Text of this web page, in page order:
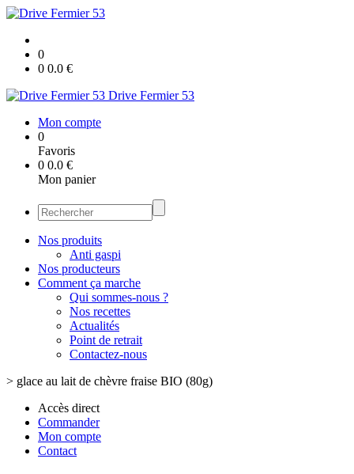
0
0 0.0 €
Drive Fermier 53
Mon compte
0
Favoris
0 0.0 €
Mon panier
Nos produits
Anti gaspi
Nos producteurs
Comment ça marche
Qui sommes-nous ?
Nos recettes
Actualités
Point de retrait
Contactez-nous
> glace au lait de chèvre fraise BIO (80g)
Accès direct
Commander
Mon compte
Contact